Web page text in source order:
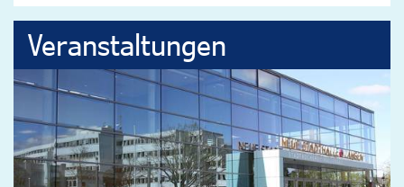
Veranstaltungen